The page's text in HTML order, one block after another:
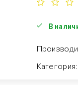
В
Категория: